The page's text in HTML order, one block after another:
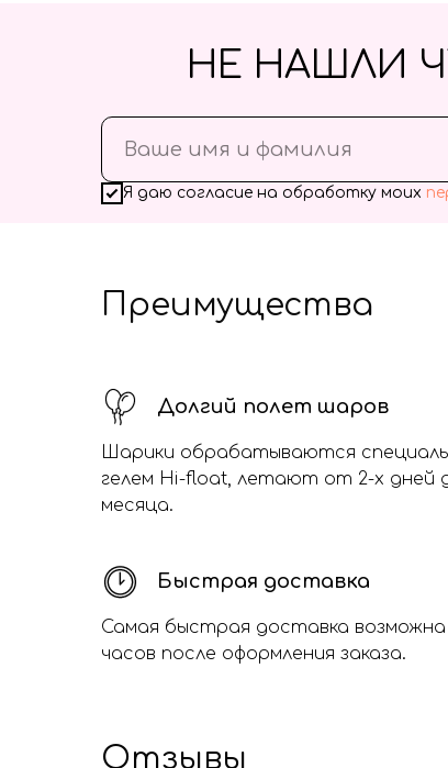
Я даю согласие на обработку моих
НЕ НАШЛИ
Преимущества
Долгий полет шаров
Шарики обрабатываются
гелем Hi-float, летают от 2-х дней
месяца.
Быстрая доставка
Самая быстрая доставка
часов после оформления заказа.
Отзывы